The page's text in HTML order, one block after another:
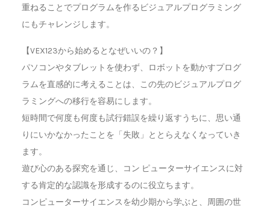
重ねることでプログラムを作るビジュアルプログラミング
にもチャレンジします。
【VEX123から始めるとなぜいいの？】
パソコンやタブレットを使わず、ロボットを動かすプログ
ラムを直感的に考えることは、この先のビジュアルプログ
ラミングへの移行を容易にします。
短時間で何度も何度も試行錯誤を繰り返すうちに、思い通
りにいかなかったことを「失敗」ととらえなくなっていき
ます。
遊び心のある探究を通じ、コン ピューターサイエンスに対
する肯定的な認識を形成するのに役立ちます。
コンピューターサイエンスを幼少期から学ぶと、周囲の世